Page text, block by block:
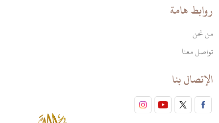
روابط هامة
من نحن
تواصل معنا
الإتصال بنا